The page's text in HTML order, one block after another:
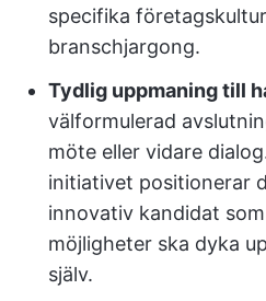
specifika
branschjargong.
Tydlig uppmaning till
välformulerad
möte eller vidare
initiativet positionerar
innovativ kandidat
möjligheter ska dyka
själv.